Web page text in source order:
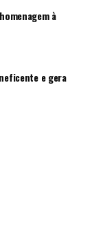
à
e gera